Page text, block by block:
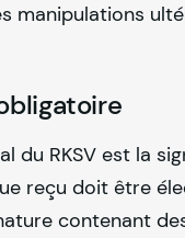
manipulations
du RKSV est la
reçu doit être
contenant